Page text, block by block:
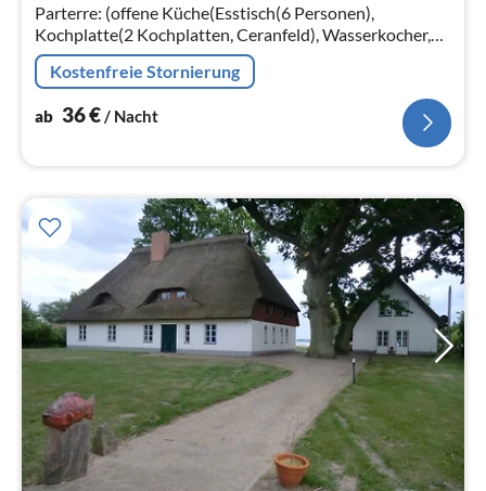
Parterre: (offene Küche(Esstisch(6 Personen),
Kochplatte(2 Kochplatten, Ceranfeld), Wasserkocher,
Toaster, Kaffeemaschine, Mikrowelle, Kühlschrank(+
Gefrierfach))
Kostenfreie Stornierung
ab 36€/ Nacht